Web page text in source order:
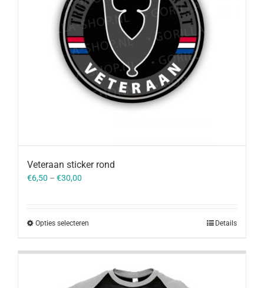
Veteraan sticker rond
€6,50 – €30,00
Opties selecteren Details